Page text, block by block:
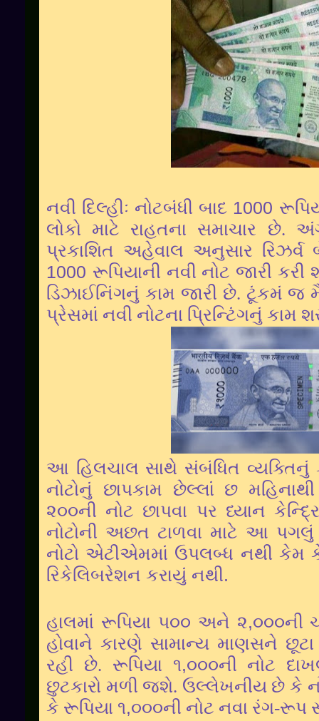
નવી દિલ્હીઃ નોટબંધી બાદ 1000
લોકો માટે રાહતના સમાચાર છે.
પ્રકાશિત અહેવાલ અનુસાર
1000 રૂપિયાની નવી નોટ જારી
ડિઝાઈનિંગનું કામ જારી છે. ટૂંકમં જ
પ્રેસમાં નવી નોટના પ્રિન્ટિંગનું
આ હિલચાલ સાથે સંબંધિત
નોટોનું છાપકામ છેલ્લાં છ
૨૦૦ની નોટ છાપવા પર ધ્યાન
નોટોની અછત ટાળવા માટે આ
નોટો એટીએમમાં ઉપલબ્ધ નથી
રિકેલિબરેશન કરાયું નથી.
હાલમાં રૂપિયા ૫૦૦ અને ૨,૦૦૦ની
હોવાને કારણે સામાન્ય માણસને
રહી છે. રૂપિયા ૧,૦૦૦ની નોટ
છુટકારો મળી જશે. ઉલ્લેખનીય છે કે
કે રૂપિયા ૧,૦૦૦ની નોટ નવા રંગ-રૂપ